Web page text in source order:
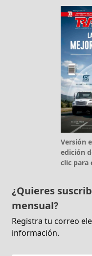
Versión
edición
clic para
¿Quieres
mensual?
Registra tu correo
información.